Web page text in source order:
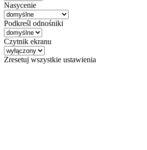
Nasycenie
Podkreśl odnośniki
Czytnik ekranu
Zresetuj wszystkie ustawienia